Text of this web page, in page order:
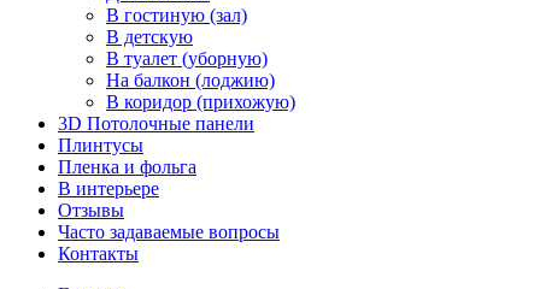
В гостиную (зал)
В детскую
В туалет (уборную)
На балкон (лоджию)
В коридор (прихожую)
3D Потолочные панели
Плинтусы
Пленка и фольга
В интерьере
Отзывы
Часто задаваемые вопросы
Контакты